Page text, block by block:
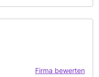
Firma bewerten